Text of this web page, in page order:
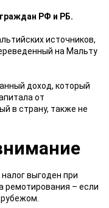
РФ и РБ.
источников,
на Мальту
доход, который
от
в страну, также не
выгоден при
ремотирования – если